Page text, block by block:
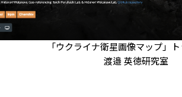
「ウクライナ衛星画像マップ」
渡邉 英徳研究室